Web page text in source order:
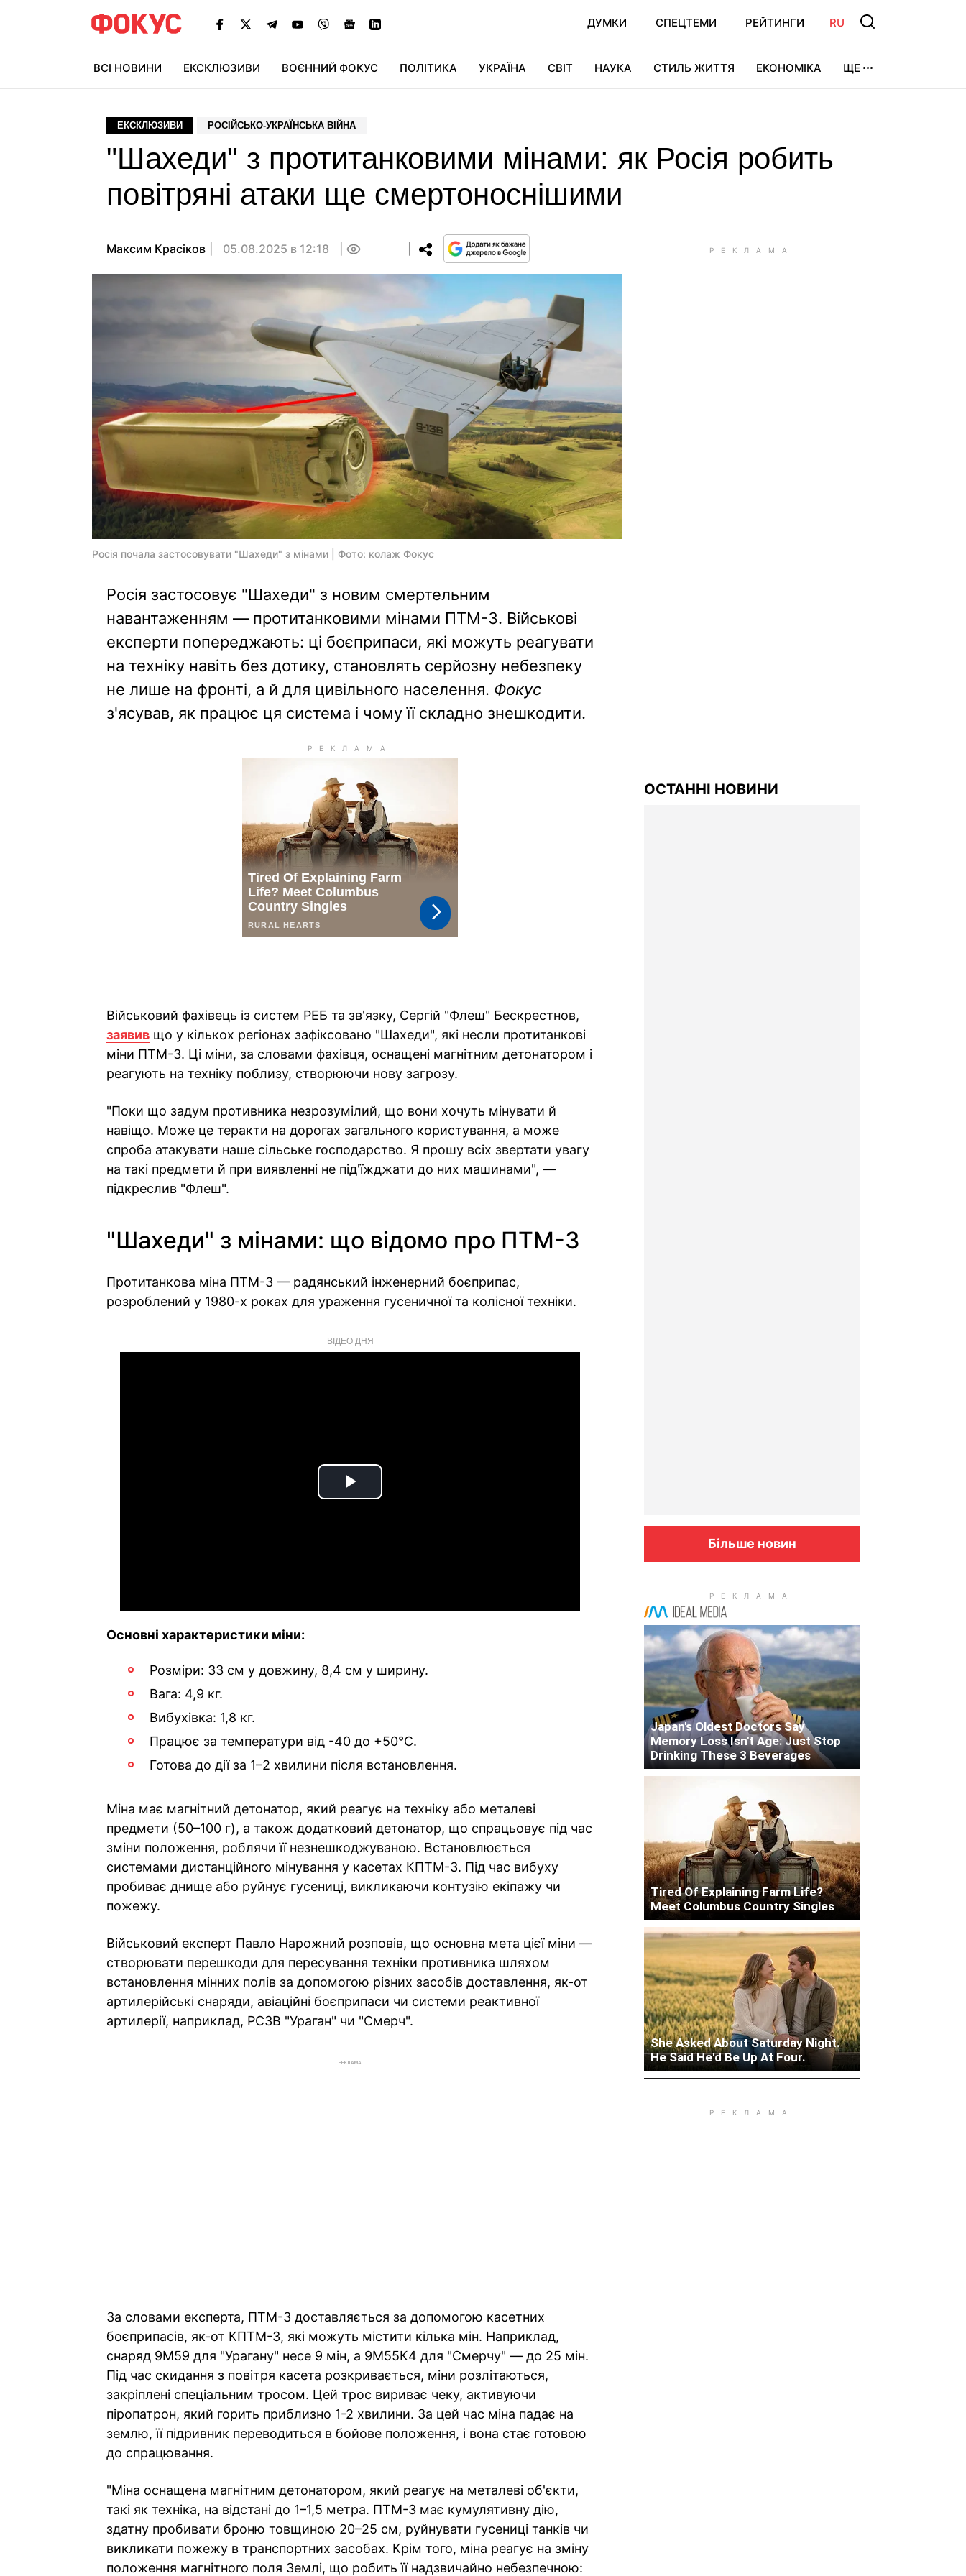
ДУМКИ СПЕЦТЕМИ РЕЙТИНГИ RU
ВСІ НОВИНИ ЕКСКЛЮЗИВИ ВОЄННИЙ ФОКУС ПОЛІТИКА УКРАЇНА СВІТ НАУКА СТИЛЬ ЖИТТЯ ЕКОНОМІКА ЩЕ
ЕКСКЛЮЗИВИ РОСІЙСЬКО-УКРАЇНСЬКА ВІЙНА
"Шахеди" з протитанковими мінами: як Росія робить
повітряні атаки ще смертоноснішими
Максим Красіков 05.08.2025 в 12:18
Росія почала застосовувати "Шахеди" з мінами | Фото: колаж Фокус
Росія застосовує "Шахеди" з новим смертельним
навантаженням — протитанковими мінами ПТМ-3. Військові
експерти попереджають: ці боєприпаси, які можуть реагувати
на техніку навіть без дотику, становлять серйозну небезпеку
не лише на фронті, а й для цивільного населення. Фокус
з'ясував, як працює ця система і чому її складно знешкодити.
Військовий фахівець із систем РЕБ та зв'язку, Сергій "Флеш" Бескрестнов,
заявив що у кількох регіонах зафіксовано "Шахеди", які несли протитанкові
міни ПТМ-3. Ці міни, за словами фахівця, оснащені магнітним детонатором і
реагують на техніку поблизу, створюючи нову загрозу.
"Поки що задум противника незрозумілий, що вони хочуть мінувати й
навіщо. Може це теракти на дорогах загального користування, а може
спроба атакувати наше сільське господарство. Я прошу всіх звертати увагу
на такі предмети й при виявленні не під'їжджати до них машинами", —
підкреслив "Флеш".
"Шахеди" з мінами: що відомо про ПТМ-3
Протитанкова міна ПТМ-3 — радянський інженерний боєприпас,
розроблений у 1980-х роках для ураження гусеничної та колісної техніки.
ВІДЕО ДНЯ
Play
Основні характеристики міни:
Розміри: 33 см у довжину, 8,4 см у ширину.
Вага: 4,9 кг.
Вибухівка: 1,8 кг.
Працює за температури від -40 до +50°C.
Готова до дії за 1–2 хвилини після встановлення.
Міна має магнітний детонатор, який реагує на техніку або металеві
предмети (50–100 г), а також додатковий детонатор, що спрацьовує під час
зміни положення, роблячи її незнешкоджуваною. Встановлюється
системами дистанційного мінування у касетах КПТМ-3. Під час вибуху
пробиває днище або руйнує гусениці, викликаючи контузію екіпажу чи
пожежу.
Військовий експерт Павло Нарожний розповів, що основна мета цієї міни —
створювати перешкоди для пересування техніки противника шляхом
встановлення мінних полів за допомогою різних засобів доставлення, як-от
артилерійські снаряди, авіаційні боєприпаси чи системи реактивної
артилерії, наприклад, РСЗВ "Ураган" чи "Смерч".
РЕКЛАМА
За словами експерта, ПТМ-3 доставляється за допомогою касетних
боєприпасів, як-от КПТМ-3, які можуть містити кілька мін. Наприклад,
снаряд 9М59 для "Урагану" несе 9 мін, а 9М55К4 для "Смерчу" — до 25 мін.
Під час скидання з повітря касета розкривається, міни розлітаються,
закріплені спеціальним тросом. Цей трос вириває чеку, активуючи
піропатрон, який горить приблизно 1-2 хвилини. За цей час міна падає на
землю, її підривник переводиться в бойове положення, і вона стає готовою
до спрацювання.
"Міна оснащена магнітним детонатором, який реагує на металеві об'єкти,
такі як техніка, на відстані до 1–1,5 метра. ПТМ-3 має кумулятивну дію,
здатну пробивати броню товщиною 20–25 см, руйнувати гусениці танків чи
викликати пожежу в транспортних засобах. Крім того, міна реагує на зміну
положення магнітного поля Землі, що робить її надзвичайно небезпечною:
ОСТАННІ НОВИНИ
Більше новин
Japan's Oldest Doctors Say
Memory Loss Isn't Age: Just Stop
Drinking These 3 Beverages
Tired Of Explaining Farm Life?
Meet Columbus Country Singles
She Asked About Saturday Night.
He Said He'd Be Up At Four.
Woman Lives In Garage - Don't
Judge Until You Peek Inside